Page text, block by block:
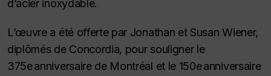
d’acier inoxydable.
L’œuvre a été offerte par Jonathan et Susan Wiener,
diplômés de Concordia, pour souligner le
375e anniversaire de Montréal et le 150e anniversaire